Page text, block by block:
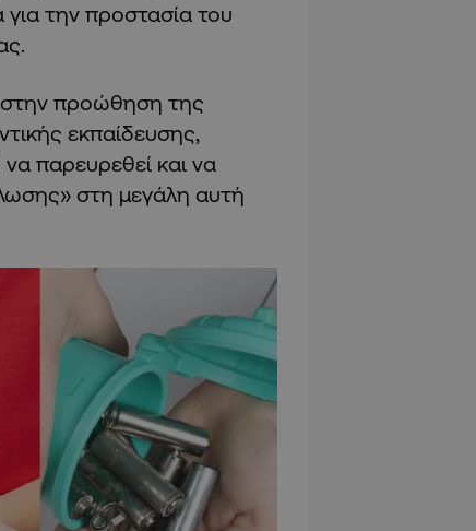
την προστασία του
στην προώθηση της
εκπαίδευσης,
να παρευρεθεί και να
στη μεγάλη αυτή